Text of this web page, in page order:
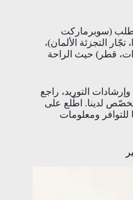
(سوبرماركت
تجّار التجزئة الألمان)،
قطر) حيث الراحة
التوريد، راجع
لدينا. اطّلع على
للتوافر ومعلومات